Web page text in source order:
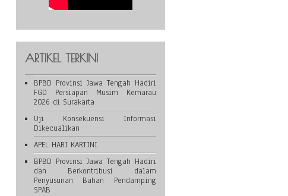
ARTIKEL TERKINI
BPBD Provinsi Jawa Tengah Hadiri
FGD Persiapan Musim Kemarau
2026 di Surakarta
Uji Konsekuensi Informasi
Dikecualikan
APEL HARI KARTINI
BPBD Provinsi Jawa Tengah Hadiri
dan Berkontribusi dalam
Penyusunan Bahan Pendamping
SPAB